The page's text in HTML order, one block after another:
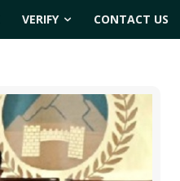
VERIFY CONTACT US